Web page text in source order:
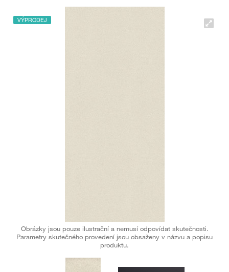
VÝPRODEJ
Obrázky jsou pouze ilustrační a nemusí odpovídat skutečnosti.
Parametry skutečného provedení jsou obsaženy v názvu a popisu
produktu.